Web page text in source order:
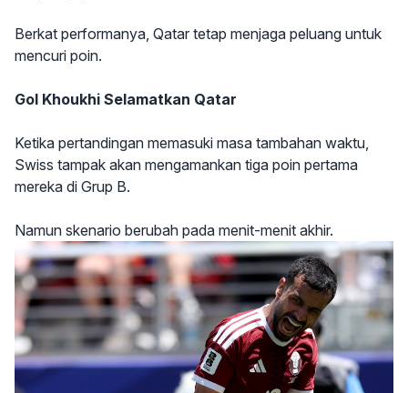
Berkat performanya, Qatar tetap menjaga peluang untuk
mencuri poin.
Gol Khoukhi Selamatkan Qatar
Ketika pertandingan memasuki masa tambahan waktu,
Swiss tampak akan mengamankan tiga poin pertama
mereka di Grup B.
Namun skenario berubah pada menit-menit akhir.